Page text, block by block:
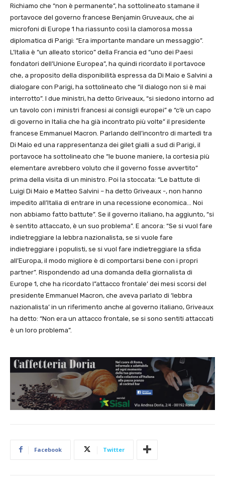
Richiamo che “non è permanente”, ha sottolineato stamane il
portavoce del governo francese Benjamin Gruveaux, che ai
microfoni di Europe 1 ha riassunto così la clamorosa mossa
diplomatica di Parigi: “Era importante mandare un messaggio”.
L’Italia è “un alleato storico” della Francia ed “uno dei Paesi
fondatori dell’Unione Europea”, ha quindi ricordato il portavoce
che, a proposito della disponibilità espressa da Di Maio e Salvini a
dialogare con Parigi, ha sottolineato che “il dialogo non si è mai
interrotto”. I due ministri, ha detto Griveaux, “si siedono intorno ad
un tavolo con i ministri francesi ai consigli europei” e “c’è un capo
di governo in Italia che ha già incontrato più volte” il presidente
francese Emmanuel Macron. Parlando dell’incontro di martedì tra
Di Maio ed una rappresentanza dei gilet gialli a sud di Parigi, il
portavoce ha sottolineato che “le buone maniere, la cortesia più
elementare avrebbero voluto che il governo fosse avvertito”
prima della visita di un ministro. Poi la stoccata: “Le battute di
Luigi Di Maio e Matteo Salvini – ha detto Griveaux -, non hanno
impedito all’Italia di entrare in una recessione economica… Noi
non abbiamo fatto battute”. Se il governo italiano, ha aggiunto, “si
è sentito attaccato, è un suo problema”. E ancora: “Se si vuol fare
indietreggiare la lebbra nazionalista, se si vuole fare
indietreggiare i populisti, se si vuol fare indietreggiare la sfida
all’Europa, il modo migliore è di comportarsi bene con i propri
partner”. Rispondendo ad una domanda della giornalista di
Europe 1, che ha ricordato l”attacco frontale’ dei mesi scorsi del
presidente Emmanuel Macron, che aveva parlato di ‘lebbra
nazionalista’ in un riferimento anche al governo italiano, Griveaux
ha detto: “Non era un attacco frontale, se si sono sentiti attaccati
è un loro problema”.
Facebook Twitter